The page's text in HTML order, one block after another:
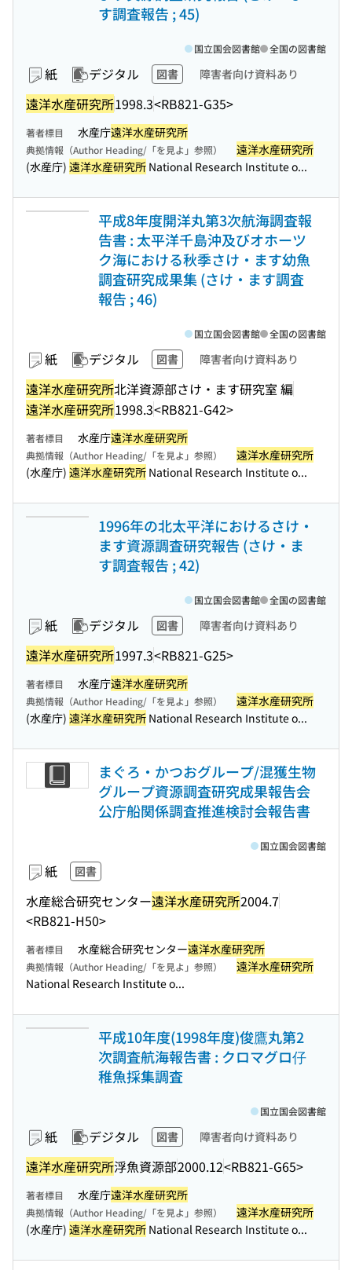
す調査報告 ; 45)
紙 デジタル 図書 障害者向け資料あり
遠洋水産研究所1998.3<RB821-G35>
国立国会図書館 全国の図書館
著者標目 水産庁遠洋水産研究所
典拠情報（Author Heading/「を見よ」参照）
遠洋水産研究所
(水産庁) 遠洋水産研究所 National Research Institute o...
平成8年度開洋丸第3次航海調査報
告書 : 太平洋千島沖及びオホーツ
ク海における秋季さけ・ます幼魚
調査研究成果集 (さけ・ます調査
報告 ; 46)
紙 デジタル 図書 障害者向け資料あり
遠洋水産研究所北洋資源部さけ・ます研究室 編
遠洋水産研究所1998.3<RB821-G42>
国立国会図書館 全国の図書館
著者標目 水産庁遠洋水産研究所
典拠情報（Author Heading/「を見よ」参照）
遠洋水産研究所
(水産庁) 遠洋水産研究所 National Research Institute o...
1996年の北太平洋におけるさけ・
ます資源調査研究報告 (さけ・ま
す調査報告 ; 42)
紙 デジタル 図書 障害者向け資料あり
遠洋水産研究所1997.3<RB821-G25>
国立国会図書館 全国の図書館
著者標目 水産庁遠洋水産研究所
典拠情報（Author Heading/「を見よ」参照）
遠洋水産研究所
(水産庁) 遠洋水産研究所 National Research Institute o...
まぐろ・かつおグループ/混獲生物
グループ資源調査研究成果報告会
公庁船関係調査推進検討会報告書
紙 図書
水産総合研究センター遠洋水産研究所2004.7
<RB821-H50>
国立国会図書館
著者標目 水産総合研究センター遠洋水産研究所
典拠情報（Author Heading/「を見よ」参照）
遠洋水産研究所
National Research Institute o...
平成10年度(1998年度)俊鷹丸第2
次調査航海報告書 : クロマグロ仔
稚魚採集調査
紙 デジタル 図書 障害者向け資料あり
遠洋水産研究所浮魚資源部2000.12<RB821-G65>
国立国会図書館
著者標目 水産庁遠洋水産研究所
典拠情報（Author Heading/「を見よ」参照）
遠洋水産研究所
(水産庁) 遠洋水産研究所 National Research Institute o...